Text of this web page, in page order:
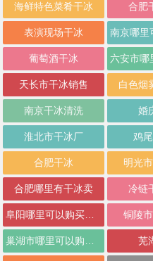
海鲜特色菜肴干冰 合肥
表演现场干冰
葡萄酒干冰
天长市干冰销售 白色烟
南京干冰清洗 婚
淮北市干冰厂 鸡
合肥干冰 明光
合肥哪里有干冰卖 冷链
阜阳哪里可以购买干冰 铜陵
巢湖市哪里可以购买干冰 芜